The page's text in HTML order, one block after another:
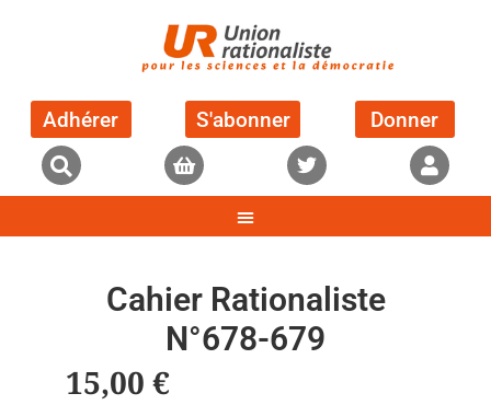
Adhérer S'abonner Donner
Cahier Rationaliste
N°678-679
15,00 €